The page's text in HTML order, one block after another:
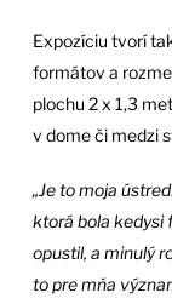
Expozíciu tvorí
formátov a
plochu 2 x 1,3
v dome či medzi
„Je to moja
ktorá bola kedysi
opustil, a minulý
to pre mňa